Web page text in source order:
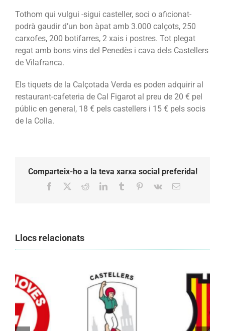
Tothom qui vulgui -sigui casteller, soci o aficionat-
podrà gaudir d’un bon àpat amb 3.000 calçots, 250
carxofes, 200 botifarres, 2 xais i postres. Tot plegat
regat amb bons vins del Penedès i cava dels Castellers
de Vilafranca.
Els tiquets de la Calçotada Verda es poden adquirir al
restaurant-cafeteria de Cal Figarot al preu de 20 € pel
públic en general, 18 € pels castellers i 15 € pels socis
de la Colla.
Comparteix-ho a la teva xarxa social preferida!
Facebook RedditLinkedInTumblr Pinterest
Vk Email:
Llocs relacionats